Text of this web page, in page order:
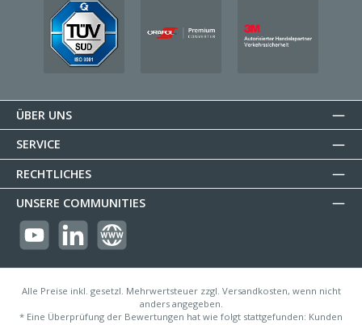
ÜBER UNS
SERVICE
RECHTLICHES
UNSERE COMMUNITIES
https://youtube.com/@reflectogmbh2119?si=Oew0U3xn87ZcBMoM
LinkedIn Website
Alle Preise inkl. gesetzl. Mehrwertsteuer zzgl. Versandkosten, wenn nicht
anders angegeben.
* Eine Überprüfung der Bewertungen hat wie folgt stattgefunden: Kunden